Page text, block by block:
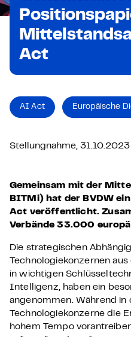
Act
AI Act Europäische
Stellungnahme, 31.10.2023
Gemeinsam mit der
BITMi) hat der BVDW
Act veröffentlicht.
Verbände 33.000
Die strategischen
Technologiekonzernen
in wichtigen
Intelligenz, haben ein
angenommen. Während in
Technologiekonzerne die
hohem Tempo